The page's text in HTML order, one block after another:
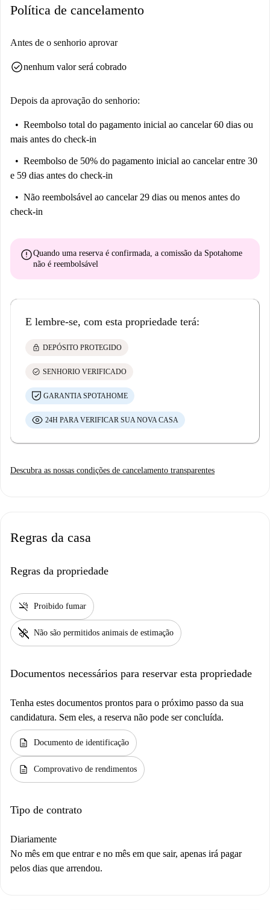
também pode visitar Pomnik Przyrody, uma importante atração turística
vibrante com opções convenientes de refeições e lazer.
Política de cancelamento
Antes de o senhorio aprovar
check_circlenenhum valor será cobrado
Depois da aprovação do senhorio:
Reembolso total do pagamento inicial ao cancelar 60 dias ou
mais antes do check-in
Reembolso de 50% do pagamento inicial ao cancelar entre 30
e 59 dias antes do check-in
Não reembolsável ao cancelar 29 dias ou menos antes do
check-in
errorQuando uma reserva é confirmada, a comissão da Spotahome
não é reembolsável
E lembre-se, com esta propriedade terá:
lock DEPÓSITO PROTEGIDO
check_circle SENHORIO VERIFICADO
GARANTIA SPOTAHOME
24H PARA VERIFICAR SUA NOVA CASA
Descubra as nossas condições de cancelamento transparentes
Regras da casa
Regras da propriedade
smoke_free Proibido fumar
pet_supplies Não são permitidos animais de estimação
Documentos necessários para reservar esta propriedade
Tenha estes documentos prontos para o próximo passo da sua
candidatura. Sem eles, a reserva não pode ser concluída.
description Documento de identificação
description Comprovativo de rendimentos
Tipo de contrato
Diariamente
No mês em que entrar e no mês em que sair, apenas irá pagar
pelos dias que arrendou.